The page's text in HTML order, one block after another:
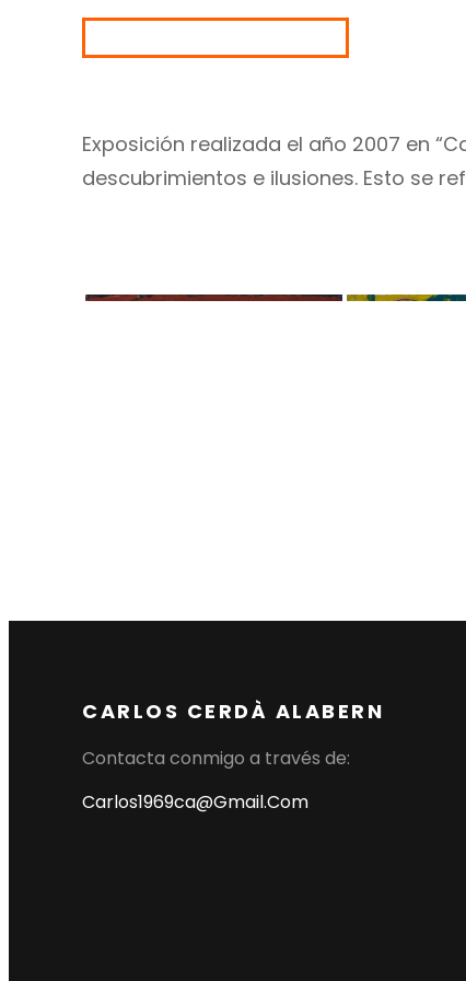
Exposición realizada el año 2007 en
descubrimientos e ilusiones. Esto se
CARLOS CERDÀ ALABERN
Contacta conmigo a través de:
Carlos1969ca@gmail.com